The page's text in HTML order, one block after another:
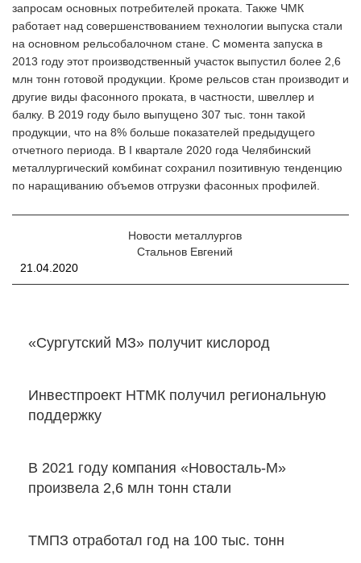
запросам основных потребителей проката. Также ЧМК
работает над совершенствованием технологии выпуска стали
на основном рельсобалочном стане. С момента запуска в
2013 году этот производственный участок выпустил более 2,6
млн тонн готовой продукции. Кроме рельсов стан производит и
другие виды фасонного проката, в частности, швеллер и
балку. В 2019 году было выпущено 307 тыс. тонн такой
продукции, что на 8% больше показателей предыдущего
отчетного периода. В I квартале 2020 года Челябинский
металлургический комбинат сохранил позитивную тенденцию
по наращиванию объемов отгрузки фасонных профилей.
Новости металлургов
Стальнов Евгений
21.04.2020
«Сургутский МЗ» получит кислород
Инвестпроект НТМК получил региональную
поддержку
В 2021 году компания «Новосталь-М»
произвела 2,6 млн тонн стали
ТМПЗ отработал год на 100 тыс. тонн